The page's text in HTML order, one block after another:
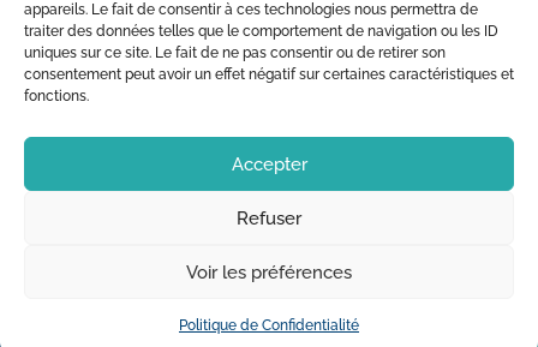
appareils. Le fait de consentir à ces technologies nous permettra de
traiter des données telles que le comportement de navigation ou les ID
uniques sur ce site. Le fait de ne pas consentir ou de retirer son
consentement peut avoir un effet négatif sur certaines caractéristiques et
fonctions.
Accepter
Refuser
Voir les préférences
Politique de Confidentialité
|Conditions Générales de Vente